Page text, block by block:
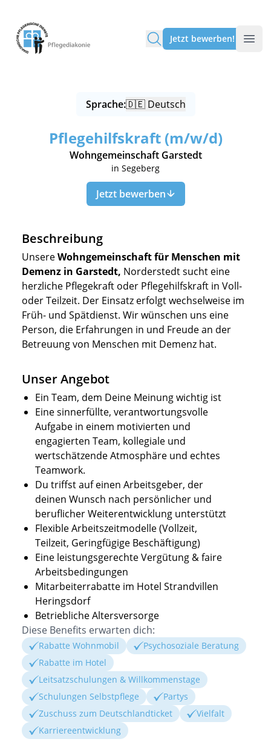
Pflegediakonie Alten Eichen
Jetzt bewerben!
Sprache:🇩🇪 Deutsch
Pflegehilfskraft (m/w/d)
Wohngemeinschaft Garstedt
in Segeberg
Jetzt bewerben
Beschreibung
UnsereWohngemeinschaft für Menschen mit
Demenz in Garstedt, Norderstedt sucht eine
herzliche Pflegekraft oder Pflegehilfskraft in Voll-
oder Teilzeit. Der Einsatz erfolgt wechselweise im
Früh- und Spätdienst. Wir wünschen uns eine
Person, die Erfahrungen in und Freude an der
Betreuung von Menschen mit Demenz hat.
Unser Angebot
Ein Team, dem Deine Meinung wichtig ist
Eine sinnerfüllte, verantwortungsvolle
Aufgabe in einem motivierten und
engagierten Team, kollegiale und
wertschätzende Atmosphäre und echtes
Teamwork.
Du triffst auf einen Arbeitsgeber, der
deinen Wunsch nach persönlicher und
beruflicher Weiterentwicklung unterstützt
Flexible Arbeitszeitmodelle (Vollzeit,
Teilzeit, Geringfügige Beschäftigung)
Eine leistungsgerechte Vergütung & faire
Arbeitsbedingungen
Mitarbeiterrabatte im Hotel Strandvillen
Heringsdorf
Betriebliche Altersversorge
Diese Benefits erwarten dich:
Rabatte Wohnmobil
Psychosoziale Beratung
Rabatte im Hotel
Leitsatzschulungen & Willkommenstage
Schulungen Selbstpflege
Partys
Zuschuss zum Deutschlandticket
Vielfalt
Karriereentwicklung